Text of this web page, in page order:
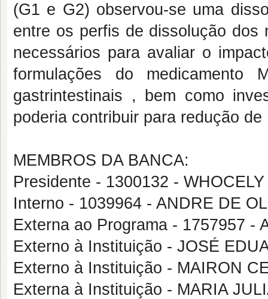
(G1 e G2) observou-se uma
entre os perfis de dissolução
necessários para avaliar o
formulações do
gastrintestinais , bem como
poderia contribuir para redução
MEMBROS DA BANCA:
Presidente - 1300132 -
Interno - 1039964 - ANDRE DE
Externa ao Programa - 1757957 -
Externo à Instituição - JOSÉ
Externo à Instituição - MAIRON
Externa à Instituição - MARIA